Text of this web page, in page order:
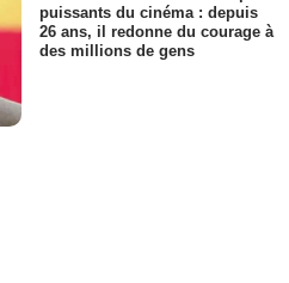
puissants du cinéma : depuis
26 ans, il redonne du courage à
des millions de gens